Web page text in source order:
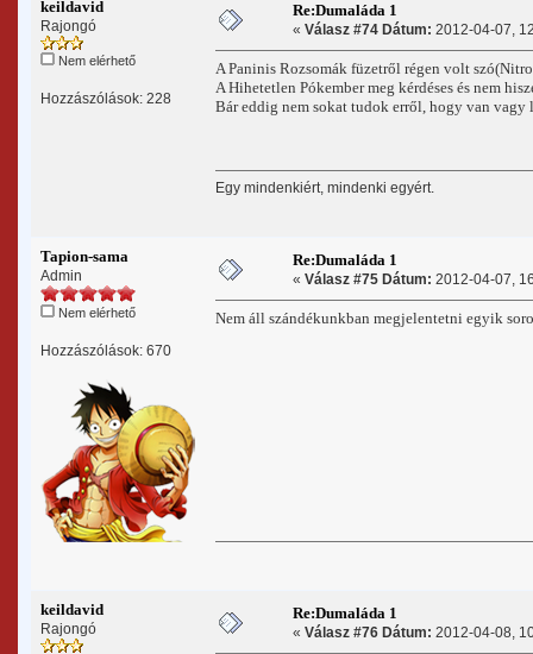
keildavid
Rajongó
Nem elérhető
Hozzászólások: 228
Re:Dumaláda 1
« Válasz #74 Dátum: 2012-04-07,
A Paninis Rozsomák füzetről régen volt
A Hihetetlen Pókember meg kérdéses és nem
Bár eddig nem sokat tudok erről, hogy van vagy
Egy mindenkiért, mindenki egyért.
Tapion-sama
Admin
Nem elérhető
Hozzászólások: 670
Re:Dumaláda 1
« Válasz #75 Dátum: 2012-04-07,
Nem áll szándékunkban megjelentetni egyik
keildavid
Rajongó
Re:Dumaláda 1
« Válasz #76 Dátum: 2012-04-08,